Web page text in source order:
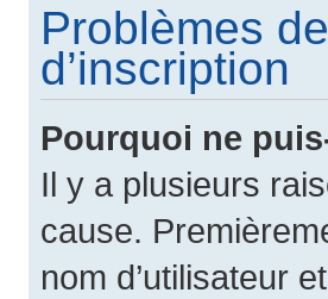
Problèmes
d’inscription
Pourquoi ne
Il y a plusieurs
cause.
nom d’utilisateur